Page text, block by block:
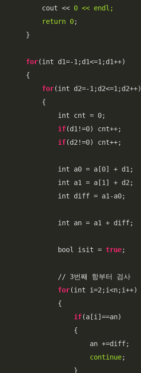
        cout <<
0 << endl;
        return 0
;
    }
for(int d1=-1;d1<=1;d1++)
    {
for(int d2=-1;d2<=1;d2++)
        {
            int cnt = 0;
if(d1!=0) cnt++;
if(d2!=0) cnt++;
            int a0 = a[0] + d1;
            int a1 = a[1] + d2;
            int diff = a1-a0;
            int an = a1 + diff;
            bool isit =
true;
            // 3번째 항부터 검사
for(int i=2;i<n;i++)
            {
if(a[i]==an)
                {
                    an +=diff;
continue;
                }